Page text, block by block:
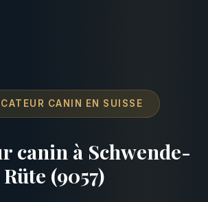
CANIN EN SUISSE
canin à Schwende-
Rüte (9057)